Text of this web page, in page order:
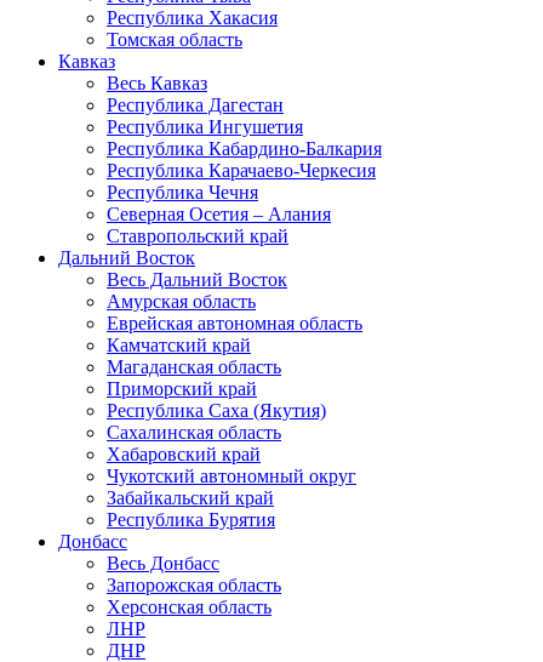
Республика Хакасия
Томская область
Кавказ
Весь Кавказ
Республика Дагестан
Республика Ингушетия
Республика Кабардино-Балкария
Республика Карачаево-Черкесия
Республика Чечня
Северная Осетия – Алания
Ставропольский край
Дальний Восток
Весь Дальний Восток
Амурская область
Еврейская автономная область
Камчатский край
Магаданская область
Приморский край
Республика Саха (Якутия)
Сахалинская область
Хабаровский край
Чукотский автономный округ
Забайкальский край
Республика Бурятия
Донбасс
Весь Донбасс
Запорожская область
Херсонская область
ЛНР
ДНР